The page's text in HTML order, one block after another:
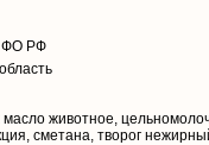
ФО РФ
масло животное,
сметана, творог